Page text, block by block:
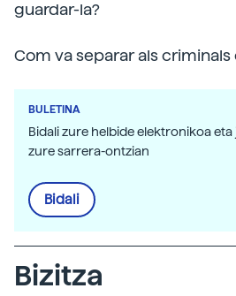
guardar-la?
Com va separar als criminals
BULETINA
Bidali zure helbide elektronikoa
zure sarrera-ontzian
Bidali
Bizitza